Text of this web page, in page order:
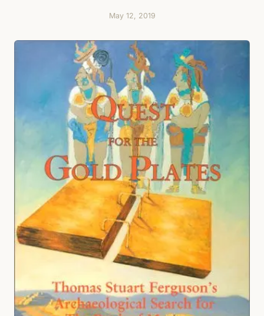
May 12, 2019